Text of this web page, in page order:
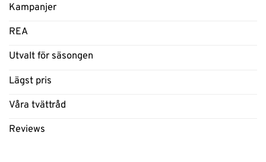
Kampanjer
REA
Utvalt för säsongen
Lägst pris
Våra tvättråd
Reviews